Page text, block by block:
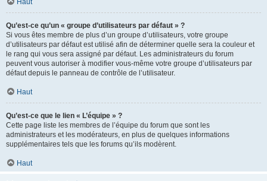
Haut
Qu’est-ce qu’un « groupe d’utilisateurs par défaut » ?
Si vous êtes membre de plus d’un groupe d’utilisateurs, votre groupe
d’utilisateurs par défaut est utilisé afin de déterminer quelle sera la couleur et
le rang qui vous sera assigné par défaut. Les administrateurs du forum
peuvent vous autoriser à modifier vous-même votre groupe d’utilisateurs par
défaut depuis le panneau de contrôle de l’utilisateur.
Haut
Qu’est-ce que le lien « L’équipe » ?
Cette page liste les membres de l’équipe du forum que sont les
administrateurs et les modérateurs, en plus de quelques informations
supplémentaires tels que les forums qu’ils modèrent.
Haut